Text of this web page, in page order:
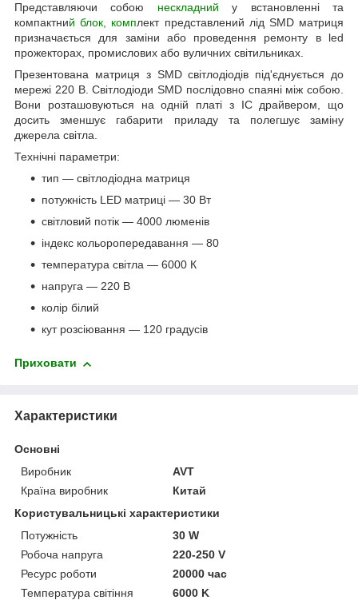
Представляючи собою нескладнийу встановленні та
компактний блок, комплект представлений лід SMD матриця
призначається для заміни або проведення ремонту в led
прожекторах, промислових або вуличних світильниках.
Презентована матриця з SMD світлодіодів під'єднується до
мережі 220 В. Світлодіоди SMD послідовно спаяні між собою.
Вони розташовуються на одній платі з IC драйвером, що
досить зменшує габарити приладу та полегшує заміну
джерела світла.
Технічні параметри:
тип — світлодіодна матриця
потужність LED матриці — 30 Вт
світловий потік — 4000 люменів
індекс кольоропередавання — 80
температура світла — 6000 К
напруга — 220 В
колір білий
кут розсіювання — 120 градусів
Приховати
Характеристики
Основні
Виробник
AVT
Країна виробник
Китай
Користувальницькі характеристики
Потужність
30 W
Робоча напруга
220-250 V
Ресурс роботи
20000 час
Температура світіння
6000 K